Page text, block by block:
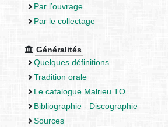
Par l’ouvrage
Par le collectage
Généralités
Quelques définitions
Tradition orale
Le catalogue Malrieu TO
Bibliographie - Discographie
Sources